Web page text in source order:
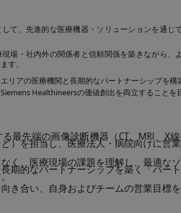
て、先進的な医療機器・ソリューションを通じ
場・社内外の関係者と信頼関係を築きながら、
す。
リアの医療機関と長期的なパートナーシップを構
Healthineersの価値創出を両立することを
最先端の画像診断機器（CT、MRI、X
）を担当し、医療法人・病院向けに営
く、医療現場の課題を理解し、最適な
期的なパートナーシップを築く「パー
き合い、自身およびチームの営業目標